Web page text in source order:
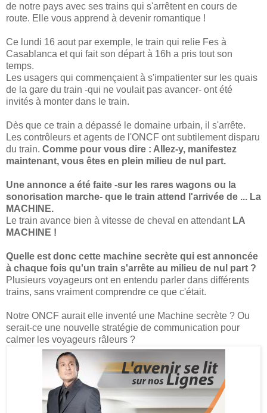
de notre pays avec ses trains qui s'arrêtent en cours de
route. Elle vous apprend à devenir romantique !
Ce lundi 16 aout par exemple, le train qui relie Fes à
Casablanca et qui fait son départ à 16h a pris tout son
temps.
Les usagers qui commençaient à s'impatienter sur les quais
de la gare du train -qui ne voulait pas avancer- ont été
invités à monter dans le train.
Dès que ce train a dépassé le domaine urbain, il s'arrête.
Les contrôleurs et agents de l'ONCF ont subtilement disparu
du train. Comme pour vous dire : Allez-y, manifestez
maintenant, vous êtes en plein milieu de nul part.
Une annonce a été faite -sur les rares wagons ou la
sonorisation marche- que le train attend l'arrivée de ... La
MACHINE.
Le train avance bien à vitesse de cheval en attendant LA
MACHINE !
Quelle est donc cette machine secrète qui est annoncée
à chaque fois qu'un train s'arrête au milieu de nul part ?
Plusieurs voyageurs ont en entendu parler dans différents
trains, sans vraiment comprendre ce que c'était.
Notre ONCF aurait elle inventé une Machine secrète ? Ou
serait-ce une nouvelle stratégie de communication pour
calmer les voyageurs râleurs ?